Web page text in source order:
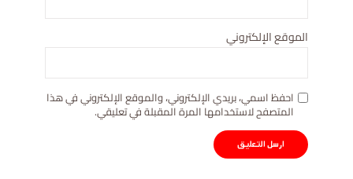
الموقع الإلكتروني
احفظ اسمي، بريدي الإلكتروني، والموقع الإلكتروني في هذا
المتصفح لاستخدامها المرة المقبلة في تعليقي.